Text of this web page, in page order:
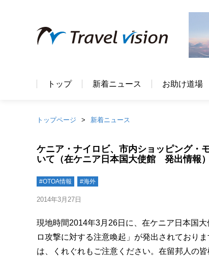
トップ 新着ニュース お助け道場
トップページ 新着ニュース
ケニア・ナイロビ、市内ショッピング・
いて（在ケニア日本国大使館 発出情報）
#OTOA情報 #海外
2014年3月27日
現地時間2014年3月26日に、在ケニア日本国
ロ攻撃に対する注意喚起」が発出されており
は、くれぐれもご注意ください。在留邦人の